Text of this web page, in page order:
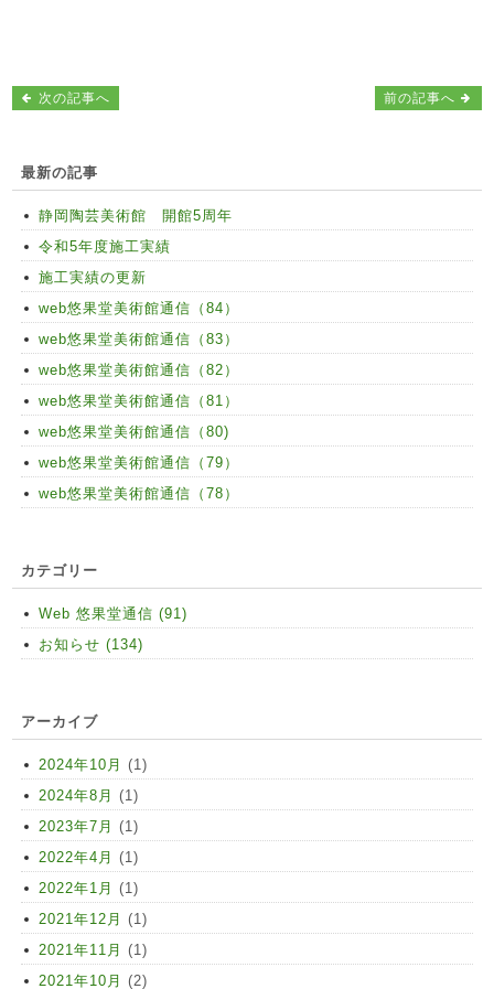
前の記事へ
次の記事へ
最新の記事
静岡陶芸美術館 開館5周年
令和5年度施工実績
施工実績の更新
web悠果堂美術館通信（84）
web悠果堂美術館通信（83）
web悠果堂美術館通信（82）
web悠果堂美術館通信（81）
web悠果堂美術館通信（80)
web悠果堂美術館通信（79）
web悠果堂美術館通信（78）
カテゴリー
Web 悠果堂通信 (91)
お知らせ (134)
アーカイブ
2024年10月 (1)
2024年8月 (1)
2023年7月 (1)
2022年4月 (1)
2022年1月 (1)
2021年12月 (1)
2021年11月 (1)
2021年10月 (2)